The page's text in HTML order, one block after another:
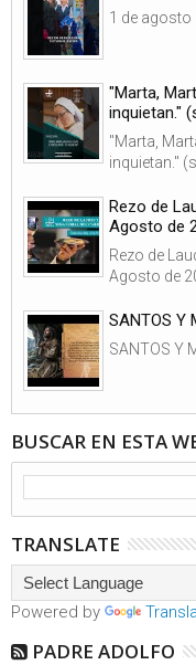
1 de agosto
"Marta,
inquietan."
"Marta,
inquietan."
Rezo de
Agosto de
Rezo de
Agosto de
SANTOS Y
SANTOS Y
BUSCAR EN ESTA
TRANSLATE
Powered by
PADRE ADOLFO